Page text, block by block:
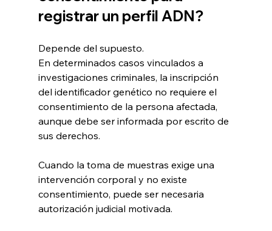
registrar un perfil ADN?
Depende del supuesto.
En determinados casos vinculados a
investigaciones criminales, la inscripción
del identificador genético no requiere el
consentimiento de la persona afectada,
aunque debe ser informada por escrito de
sus derechos.
Cuando la toma de muestras exige una
intervención corporal y no existe
consentimiento, puede ser necesaria
autorización judicial motivada.